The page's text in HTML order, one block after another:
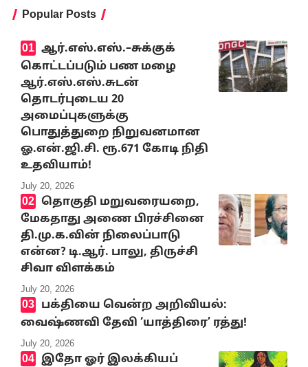
Popular Posts
ஆர்.எஸ்.எஸ்.–சுக்குக்
கொட்டப்படும் பண மழை
ஆர்.எஸ்.எஸ்.சுடன்
தொடர்புடைய 20
அமைப்புகளுக்கு
பொதுத்துறை நிறுவனமான
ஓ.என்.ஜி.சி. ரூ.671 கோடி நிதி
உதவியாம்!
July 20, 2026
தொகுதி மறுவரையறை,
மேகதாது அணை பிரச்சினை
தி.மு.க.வின் நிலைப்பாடு
என்ன? டி.ஆர். பாலு, திருச்சி
சிவா விளக்கம்
July 20, 2026
பக்தியை வென்ற அறிவியல்:
வைஷ்ணவி தேவி ‘யாத்திரை’ ரத்து!
July 20, 2026
இதோ ஓர் இலக்கியப்